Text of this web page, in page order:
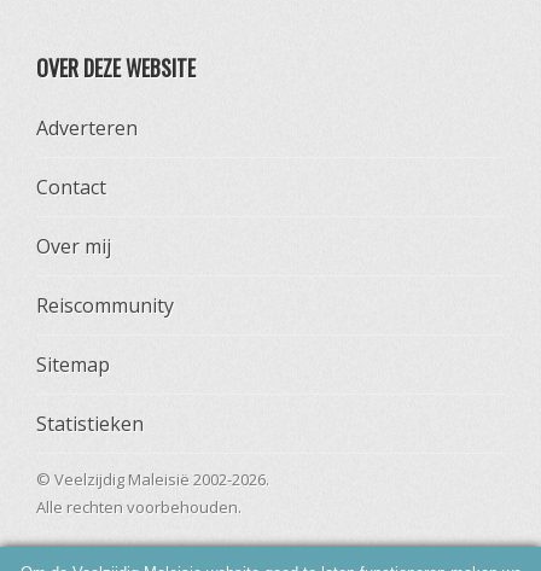
OVER DEZE WEBSITE
Adverteren
Contact
Over mij
Reiscommunity
Sitemap
Statistieken
© Veelzijdig Maleisië 2002-2026.
Alle rechten voorbehouden.